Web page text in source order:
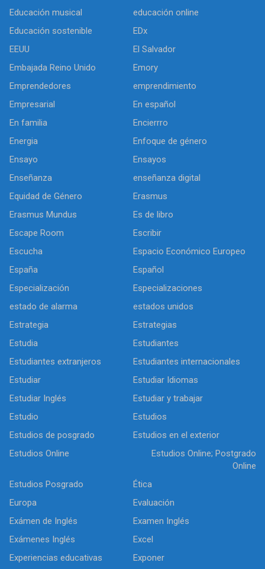
Educación musical
educación online
Educación sostenible
EDx
EEUU
El Salvador
Embajada Reino Unido
Emory
Emprendedores
emprendimiento
Empresarial
En español
En familia
Encierrro
Energia
Enfoque de género
Ensayo
Ensayos
Enseñanza
enseñanza digital
Equidad de Género
Erasmus
Erasmus Mundus
Es de libro
Escape Room
Escribir
Escucha
Espacio Económico Europeo
España
Español
Especialización
Especializaciones
estado de alarma
estados unidos
Estrategia
Estrategias
Estudia
Estudiantes
Estudiantes extranjeros
Estudiantes internacionales
Estudiar
Estudiar Idiomas
Estudiar Inglés
Estudiar y trabajar
Estudio
Estudios
Estudios de posgrado
Estudios en el exterior
Estudios Online
Estudios Online; Postgrado
Online
Estudios Posgrado
Ética
Europa
Evaluación
Exámen de Inglés
Examen Inglés
Exámenes Inglés
Excel
Experiencias educativas
Exponer